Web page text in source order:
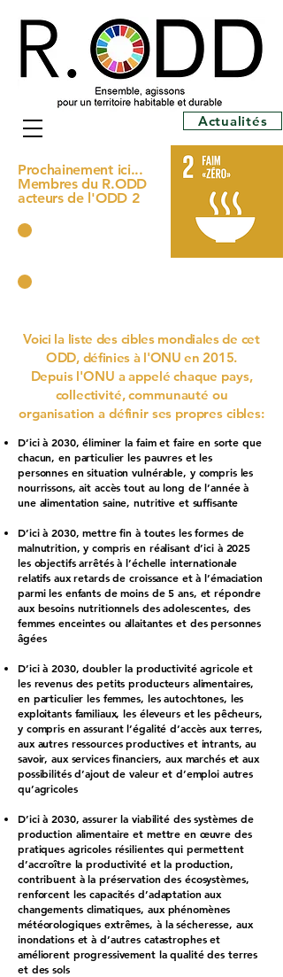
Actualités
Prochainement ici...
Membres du R.ODD
acteurs de l'ODD 2
Voici la liste des cibles mondiales de cet
ODD, définies à l'ONU en 2015.
Depuis l'ONU a appelé chaque pays,
collectivité, communauté ou
organisation a définir ses propres cibles:
D’ici à 2030, éliminer la faim et faire en sorte que
chacun, en particulier les pauvres et les
personnes en situation vulnérable, y compris les
nourrissons, ait accès tout au long de l’année à
une alimentation saine, nutritive et suffisante
D’ici à 2030, mettre fin à toutes les formes de
malnutrition, y compris en réalisant d’ici à 2025
les objectifs arrêtés à l’échelle internationale
relatifs aux retards de croissance et à l’émaciation
parmi les enfants de moins de 5 ans, et répondre
aux besoins nutritionnels des adolescentes, des
femmes enceintes ou allaitantes et des personnes
âgées
D’ici à 2030, doubler la productivité agricole et
les revenus des petits producteurs alimentaires,
en particulier les femmes, les autochtones, les
exploitants familiaux, les éleveurs et les pêcheurs,
y compris en assurant l’égalité d’accès aux terres,
aux autres ressources productives et intrants, au
savoir, aux services financiers, aux marchés et aux
possibilités d’ajout de valeur et d’emploi autres
qu’agricoles
D’ici à 2030, assurer la viabilité des systèmes de
production alimentaire et mettre en œuvre des
pratiques agricoles résilientes qui permettent
d’accroître la productivité et la production,
contribuent à la préservation des écosystèmes,
renforcent les capacités d’adaptation aux
changements climatiques, aux phénomènes
météorologiques extrêmes, à la sécheresse, aux
inondations et à d’autres catastrophes et
améliorent progressivement la qualité des terres
et des sols